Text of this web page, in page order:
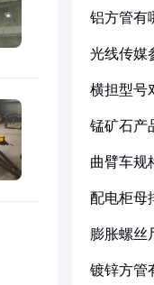
铝方管有
光线传媒
横担型号
锰矿石产
曲臂车规
配电柜母
膨胀螺丝
镀锌方管